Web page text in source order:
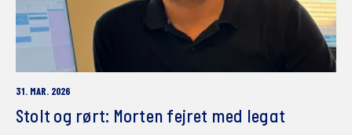
31. MAR. 2026
Stolt og rørt: Morten fejret med legat